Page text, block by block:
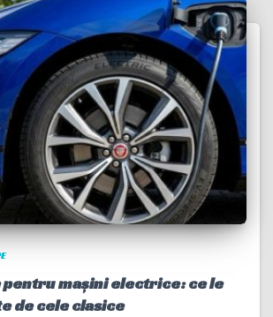
pentru mașini electrice: ce le
de cele clasice